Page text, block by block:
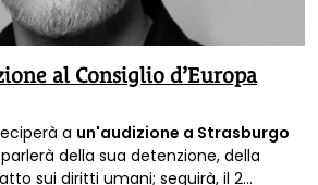
al Consiglio d’Europa
a un'audizione a Strasburgo
della sua detenzione, della
sui diritti umani; seguirà, il 2